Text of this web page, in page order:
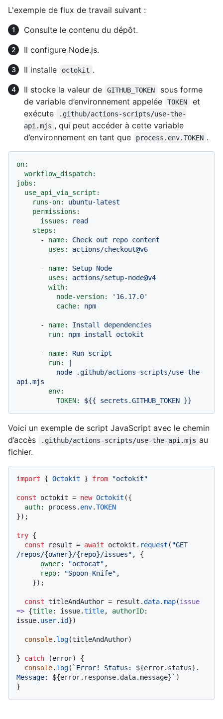
L'exemple de flux de travail suivant :
Consulte le contenu du dépôt.
Il configure Node.js.
Il installe
octokit .
Il stocke la valeur de
GITHUB_TOKEN
sous forme
de variable d’environnement appelée
TOKEN
et
exécute
.github/actions-scripts/use-the-
api.mjs , qui peut accéder à cette variable
d’environnement en tant que
process.env.TOKEN .
on:
workflow_dispatch:
jobs:
use_api_via_script:
runs-on:
ubuntu-latest
permissions:
issues:
read
steps:
-
name: Check out repo content
uses:
actions/checkout@v6
- name: Setup Node
uses:
actions/setup-node@v4
with:
node-version:
'16.17.0'
cache:
npm
- name: Install
dependencies
run:
npm install octokit
- name: Run script
run:
env:
TOKEN:
${{ secrets.GITHUB_TOKEN }}
Voici un exemple de script JavaScript avec le chemin
d’accès
.github/actions-scripts/use-the-api.mjs au
fichier.
import { Octokit } from "octokit"
const octokit = new Octokit ({
auth: process. env.TOKEN
});
try {
const result = await octokit. request ( "GET
/repos/{owner}/{repo}/issues" , {
owner: "octocat" ,
repo: "Spoon-Knife" ,
const titleAndAuthor = result.data.map(issue
=> {title: issue.title, authorID:
issue. user. id})
console. log(titleAndAuthor)
} catch (error) {
console. log( `Error! Status: ${error.status} .
Message: ${error.response.data.message} ` )